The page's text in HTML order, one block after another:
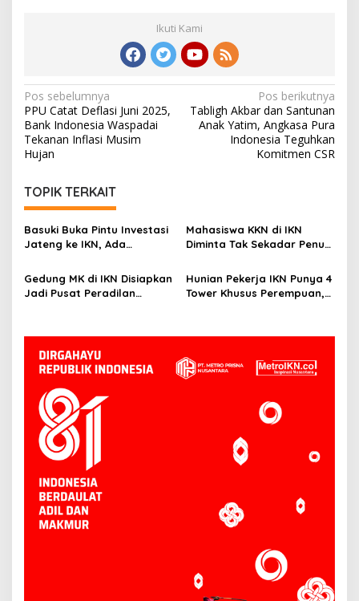
Ikuti Kami
Navigasi
pos
Pos sebelumnya
PPU Catat Deflasi Juni 2025,
Bank Indonesia Waspadai
Tekanan Inflasi Musim
Hujan
Pos berikutnya
Tabligh Akbar dan Santunan
Anak Yatim, Angkasa Pura
Indonesia Teguhkan
Komitmen CSR
TOPIK TERKAIT
Basuki Buka Pintu Investasi
Jateng ke IKN, Ada
Mahasiswa KKN di IKN
Diminta Tak Sekadar Penuhi
dan Manfaatnya
Gedung MK di IKN Disiapkan
Jadi Pusat Peradilan
Persen
Hunian Pekerja IKN Punya 4
Tower Khusus Perempuan,